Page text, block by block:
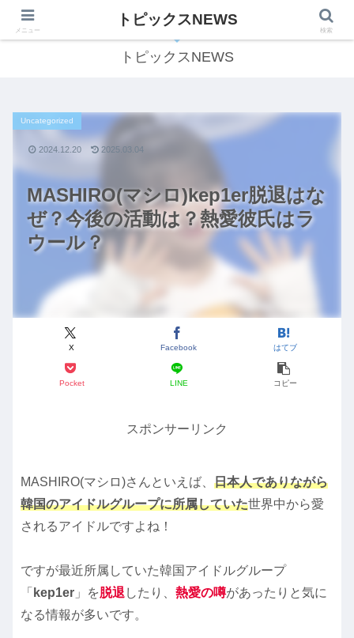
気になる話題をわかりやすくご紹介します！
トピックスNEWS
MASHIRO(マシロ)kep1er脱退はな
ぜ？今後の活動は？熱愛彼氏はラ
ウール？
Uncategorized
X Facebook はてブ
Pocket LINE コピー
2024.12.20 2025.03.04
スポンサーリンク
MASHIRO(マシロ)さんといえば、 日本人でありながら
韓国のアイドルグループに所属していた世界中から愛
されるアイドルですよね！
ですが最近所属していた韓国アイドルグループ
「 kep1er 」を脱退 したり、 熱愛の噂があったりと気に
なる情報が多いです。
メニュー
トピックスNEWS
検索